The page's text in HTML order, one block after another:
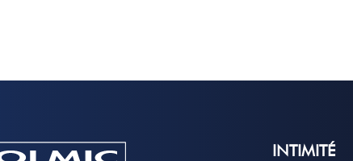
INTIMITÉ